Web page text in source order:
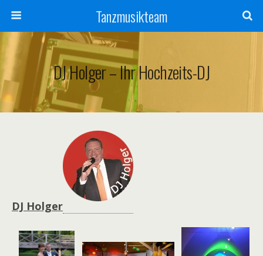
Tanzmusikteam
DJ Holger – Ihr Hochzeits-DJ
DJ Holger